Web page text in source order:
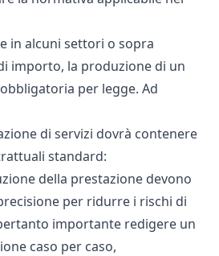
in alcuni settori o sopra
importo, la produzione di un
per legge. Ad
di servizi dovrà contenere
standard:
della prestazione devono
per ridurre i rischi di
importante redigere un
caso per caso,